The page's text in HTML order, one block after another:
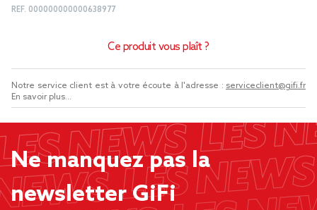
REF. 000000000000638977
Ce produit vous plaît ?
Notre service client est à votre écoute à l'adresse : serviceclient@gifi.fr
En savoir plus...
Ne manquez pas la
newsletter GiFi